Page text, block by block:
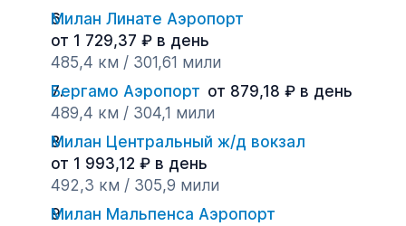
Милан Линате Аэропорт
от 1 729,37 ₽ в день
485,4 км / 301,61 мили
Бергамо Аэропорт от 879,18 ₽ в день
489,4 км / 304,1 мили
Милан Центральный ж/д вокзал
от 1 993,12 ₽ в день
492,3 км / 305,9 мили
Милан Мальпенса Аэропорт